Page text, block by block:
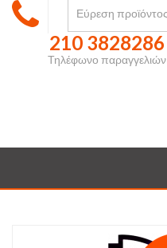
210 3828286
Τηλέφωνο παραγγελιών